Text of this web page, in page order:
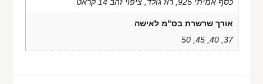
כסף אמיתי 925, רוז גולד, ציפוי זהב 14 קראט
אורך שרשרת בס"מ לאישה
37, 40, 45, 50